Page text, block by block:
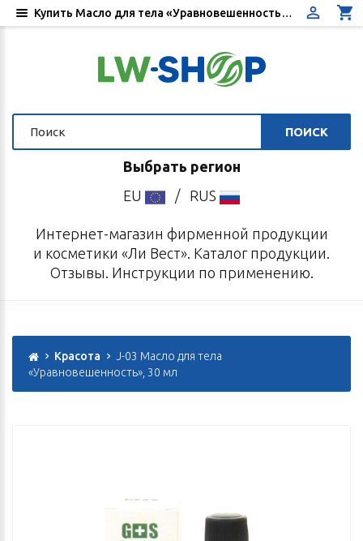
ПОИСК
Выбрать регион
EU
/ RUS
Интернет-магазин фирменной продукции
и косметики «Ли Вест». Каталог продукции.
Отзывы. Инструкции по применению.
Красота
J-03 Масло для тела
«Уравновешенность», 30 мл
Купить Масло для тела «Уравновешенность» - Цена, отзывы, инструкция по применению - Интернет-магазин «Ли Вест»